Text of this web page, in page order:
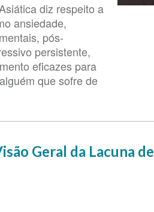
diz respeito a
ansiedade,
pós-
persistente,
eficazes para
que sofre de
Geral da Lacuna de